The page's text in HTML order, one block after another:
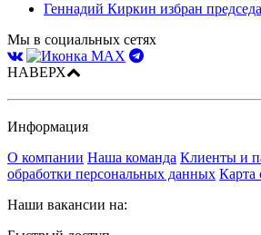
Геннадий Киркин избран
Мы в социальных сетях
НАВЕРХ
Информация
О компании Наша команда Клиенты и
обработки персональных данных Карта
Наши вакансии на: